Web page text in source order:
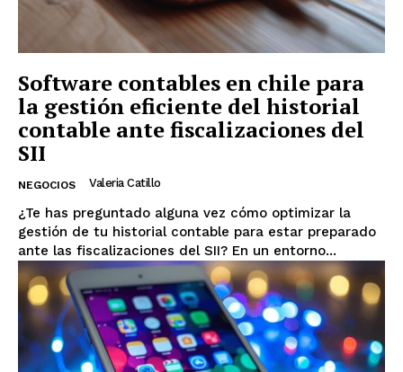
Software contables en chile para
la gestión eficiente del historial
contable ante fiscalizaciones del
SII
NEGOCIOS Valeria Catillo
¿Te has preguntado alguna vez cómo optimizar la
gestión de tu historial contable para estar preparado
ante las fiscalizaciones del SII? En un entorno...